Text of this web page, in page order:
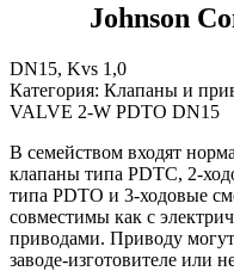
Johnson
DN15, Kvs 1,0
Категория: Клапаны и
VALVE 2-W PDTO DN15
В семейством входят
клапаны типа PDTC, 2-
типа PDTO и 3-ходовые
совместимы как с
приводами. Приводу
заводе-изготовителе или